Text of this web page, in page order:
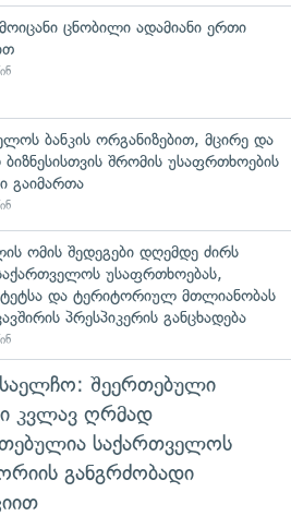
ცნობილი ადამიანი ერთი
ბანკის ორგანიზებით, მცირე და
შრომის უსაფრთხოების
გაიმართა
ომის შედეგები დღემდე ძირს
უსაფრთხოებას,
და ტერიტორიულ მთლიანობას
პრესპიკერის განცხადება
საელჩო: შეერთებული
კვლავ ღრმად
საქართველოს
განგრძობადი